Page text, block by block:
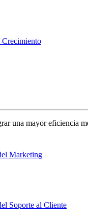
Crecimiento
una mayor eficiencia
Marketing
Soporte al Cliente